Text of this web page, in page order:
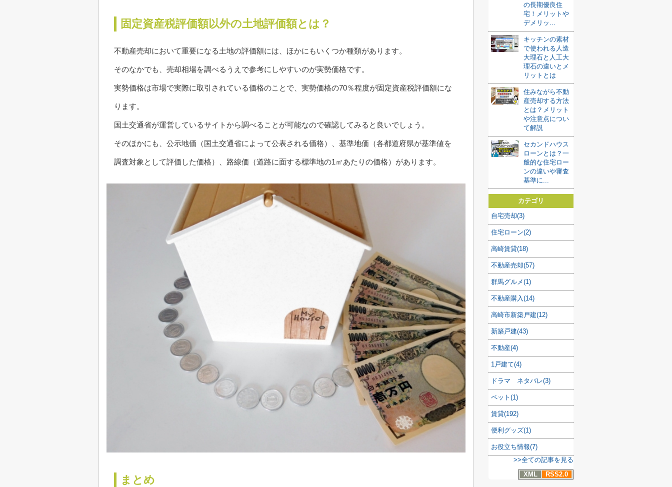
固定資産税評価額以外の土地評価額とは？
不動産売却において重要になる土地の評価額には、ほかにもいくつか種類があります。
そのなかでも、売却相場を調べるうえで参考にしやすいのが実勢価格です。
実勢価格は市場で実際に取引されている価格のことで、実勢価格の70％程度が固定資産税評価額にな
ります。
国土交通省が運営しているサイトから調べることが可能なので確認してみると良いでしょう。
そのほかにも、公示地価（国土交通省によって公表される価格）、基準地価（各都道府県が基準値を
調査対象として評価した価格）、路線価（道路に面する標準地の1㎡あたりの価格）があります。
まとめ
の長期優良住
宅！メリットや
デメリッ...
キッチンの素材
で使われる人造
大理石と人工大
理石の違いとメ
リットとは
住みながら不動
産売却する方法
とは？メリット
や注意点につい
て解説
セカンドハウス
ローンとは？一
般的な住宅ロー
ンの違いや審査
基準に...
カテゴリ
自宅売却(3)
住宅ローン(2)
高崎賃貸(18)
不動産売却(57)
群馬グルメ(1)
不動産購入(14)
高崎市新築戸建(12)
新築戸建(43)
不動産(4)
1戸建て(4)
ドラマ ネタバレ(3)
ペット(1)
賃貸(192)
便利グッズ(1)
お役立ち情報(7)
>>全ての記事を見る
XML
RSS2.0